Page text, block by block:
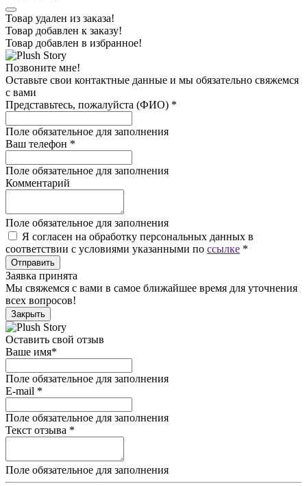
Товар удален из заказа!
Товар добавлен к заказу!
Товар добавлен в избранное!
Позвоните мне!
Оставьте свои контактные данные и мы обязательно свяжемся
с вами
Представьтесь, пожалуйста (ФИО) *
Поле обязательное для заполнения
Ваш телефон *
Поле обязательное для заполнения
Комментарий
Поле обязательное для заполнения
Я согласен на обработку персональных данных в
соответствии с условиями указанными по ссылке *
Отправить
Заявка принята
Мы свяжемся с вами в самое ближайшее время для уточнения
всех вопросов!
Закрыть
Оставить свой отзыв
Ваше имя*
Поле обязательное для заполнения
E-mail *
Поле обязательное для заполнения
Текст отзыва *
Поле обязательное для заполнения